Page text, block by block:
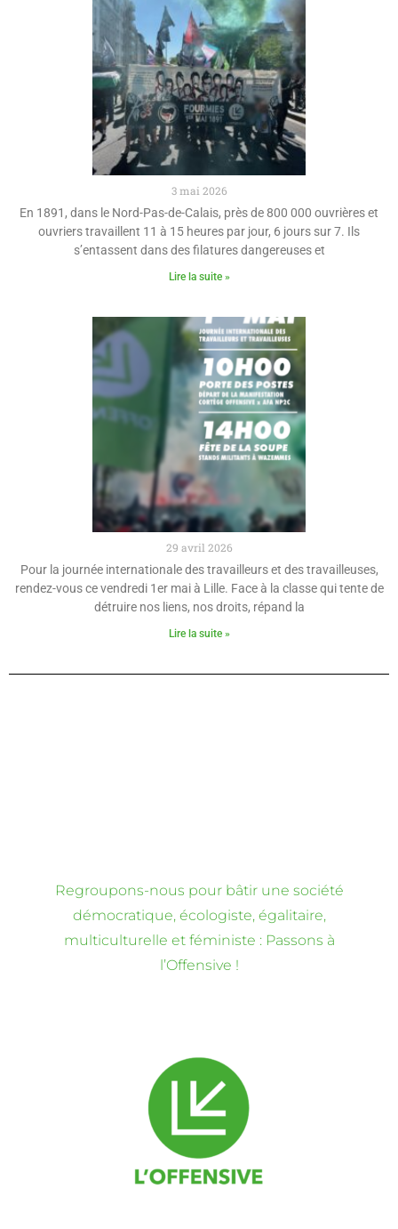
3 mai 2026
En 1891, dans le Nord-Pas-de-Calais, près de 800 000 ouvrières et
ouvriers travaillent 11 à 15 heures par jour, 6 jours sur 7. Ils
s’entassent dans des filatures dangereuses et
Lire la suite »
29 avril 2026
Pour la journée internationale des travailleurs et des travailleuses,
rendez-vous ce vendredi 1er mai à Lille. Face à la classe qui tente de
détruire nos liens, nos droits, répand la
Lire la suite »
Regroupons-nous pour bâtir une société
démocratique, écologiste, égalitaire,
multiculturelle et féministe : Passons à
l’Offensive !